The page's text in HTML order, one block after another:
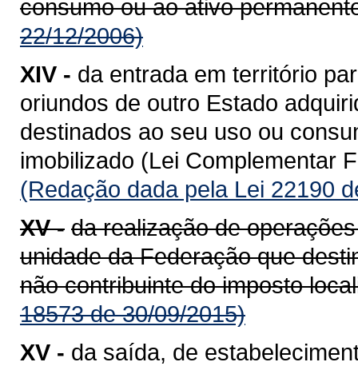
consumo ou ao ativo
22/12/2006)
XIV - da entrada em território
oriundos de outro Estado
destinados ao seu uso ou
imobilizado (Lei Complementar
(Redação dada pela Lei 22190
XV - da realização de
unidade da Federação que
não contribuinte do imposto
18573 de 30/09/2015)
XV - da saída, de